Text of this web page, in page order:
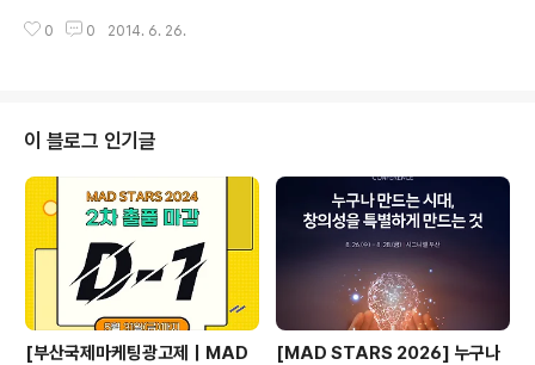
인의 75% 가 이용한다는 모바일 게임과 현실을 연결시켜
를 대신해 캐릭터만 달리는 그런 달리기 게임, 터치하느라
내 손가락만 끊임없이 운동하는 그런 게임이 지루해져 버
린 분~이제 밖으로 나가 도심의 진짜 거리를 달려보는 건
어떠세요? 몸을 직접 움직이는 '진짜' 달리기 게임은 모바
일 게임을 이용하는 많은 플레이어들에게 건강과 게임의
재미까지 선사했..
0 0 2014. 6. 26.
이 블로그 인기글
[부산국제마케팅광고제｜MAD
[MAD STARS 2026] 누구나